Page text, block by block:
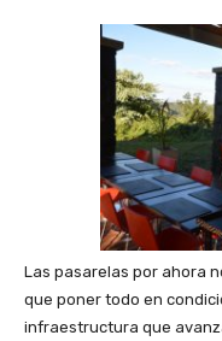
Las pasarelas por ahora
que poner todo en
infraestructura que